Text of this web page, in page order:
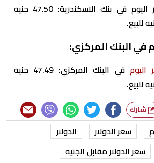
سجل سعر الدولار اليوم في بنك الاسكندرية: 47.50 جنيه
في البنك المركزي:
اليوم
في البنك المركزي: 47.49 جنيه
سعر الدولار
الدولار
سعر الدولار مقابل الجنيه